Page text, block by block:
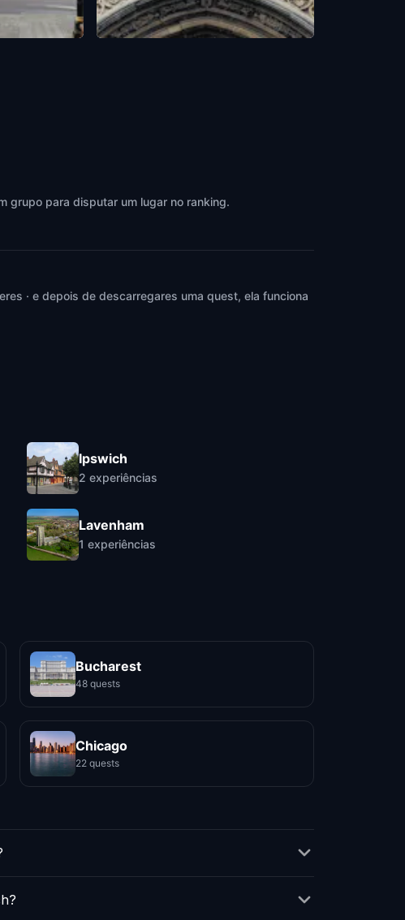
grupo para disputar um lugar no ranking.
· e depois de descarregares uma quest, ela funciona
Ipswich
2 experiências
Lavenham
1 experiências
Bucharest
48 quests
Chicago
22 quests